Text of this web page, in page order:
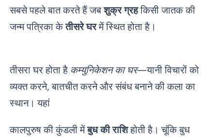
सबसे पहले बात करते हैं जबशुक्र ग्रहकिसी जातक की
जन्म पत्रिका केतीसरे घरमें स्थित होता है।
तीसरा घर होता है कम्युनिकेशन का घर—यानी विचारों को
व्यक्त करने, बातचीत करने और संबंध बनाने की कला का
स्थान। यहां
कालपुरुष की कुंडली मेंबुध की राशिहोती है। चूंकि बुध